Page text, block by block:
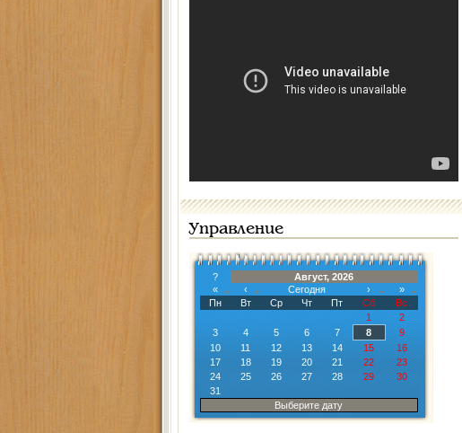
Управление
?
Август, 2026
«
‹ Сегодня ›
»
Пн
Вт Ср Чт Пт Сб
Вс
1
2
3
4 5 6 7 8
9
10
11 12 13 14 15
16
17
18 19 20 21 22
23
24
25 26 27 28 29
30
31
Выберите дату